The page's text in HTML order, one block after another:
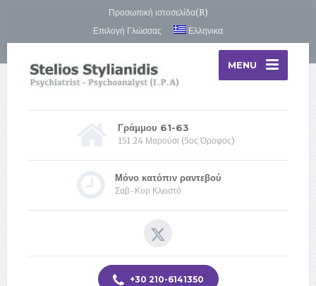
Προσωπική ιστοσελίδα(R)
Επιλογή Γλώσσας
Ελληνικα
MENU
Γράμμου 61-63
151 24 Μαρούσι (5ος Όροφος)
Μόνο κατόπιν ραντεβού
Σαβ-Κυρ Κλειστό
+30 210-6141350